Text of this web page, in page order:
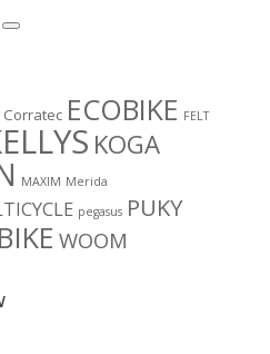
Szukaj
Corratec ECOBIKE FELT
KOGA
MAXIM Merida
pegasus PUKY
WOOM